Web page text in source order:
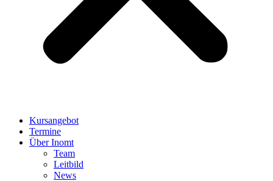
Kursangebot
Termine
Über Inomt
Team
Leitbild
News